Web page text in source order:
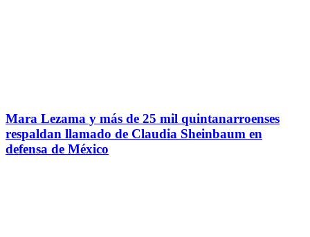
Mara Lezama y más de 25 mil quintanarroenses
respaldan llamado de Claudia Sheinbaum en
defensa de México